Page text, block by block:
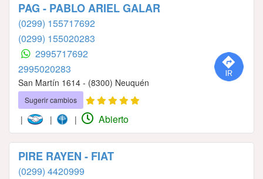
PAG - PABLO ARIEL GALAR
(0299) 155717692
(0299) 155020283
2995717692
2995020283
San Martín 1614 - (8300) Neuquén
Sugerir cambios
| | | Abierto
PIRE RAYEN - FIAT
(0299) 4420999